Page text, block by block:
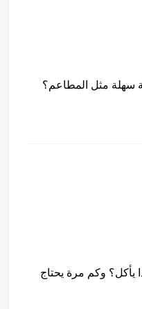
سهلة مثل المطاعم؟
يأكل؟ وكم مرة يحتاج